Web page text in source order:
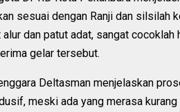
sesuai dengan Ranji dan silsilah
alur dan patut adat, sangat
gelar tersebut.
Deltasman menjelaskan
meski ada yang merasa